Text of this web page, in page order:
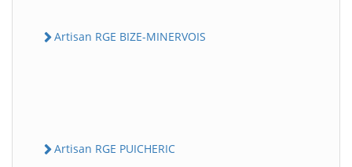
Artisan RGE BIZE-MINERVOIS
Artisan RGE PUICHERIC